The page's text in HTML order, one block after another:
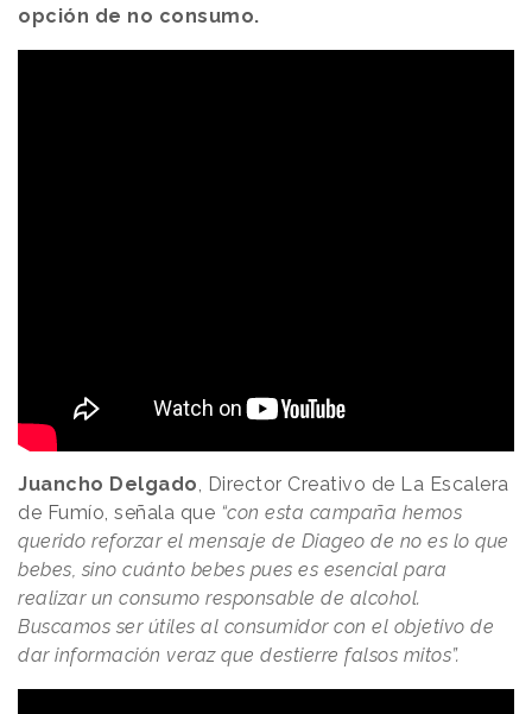
opción de no consumo.
Juancho Delgado, Director Creativo de La Escalera
de Fumío, señala que “con esta campaña hemos
querido reforzar el mensaje de Diageo de no es lo que
bebes, sino cuánto bebes pues es esencial para
realizar un consumo responsable de alcohol.
Buscamos ser útiles al consumidor con el objetivo de
dar información veraz que destierre falsos mitos”.